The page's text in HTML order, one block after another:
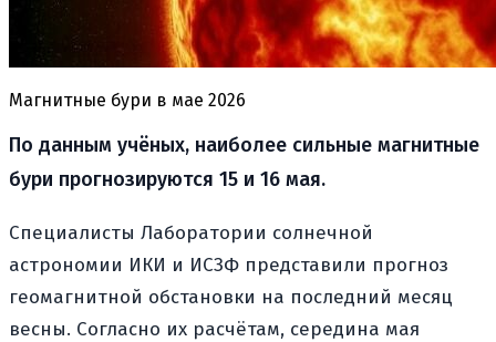
Магнитные бури в мае 2026
По данным учёных, наиболее сильные магнитные
бури прогнозируются 15 и 16 мая.
Специалисты Лаборатории солнечной
астрономии ИКИ и ИСЗФ представили прогноз
геомагнитной обстановки на последний месяц
весны. Согласно их расчётам, середина мая